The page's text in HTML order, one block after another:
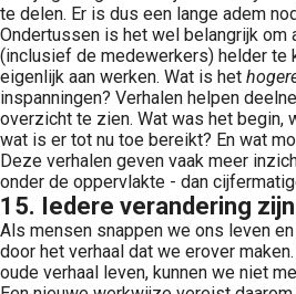
te delen. Er is dus een lange adem
Ondertussen is het wel belangrijk om
(inclusief de medewerkers) helder te
eigenlijk aan werken. Wat is het
inspanningen? Verhalen helpen
overzicht te zien. Wat was het begin,
wat is er tot nu toe bereikt? En wat
Deze verhalen geven vaak meer
onder de oppervlakte - dan
15. Iedere verandering
Als mensen snappen we ons leven
door het verhaal dat we erover
oude verhaal leven, kunnen we niet